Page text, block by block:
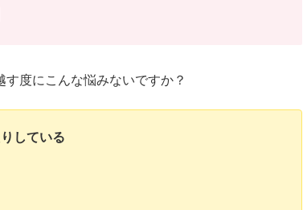
度にこんな悩みないですか？
している